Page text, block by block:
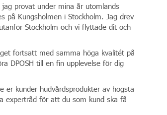
provat under mina år utomlands
på Kungsholmen i Stockholm. Jag drev
Stockholm och vi flyttade dit och
fortsatt med samma höga kvalitét på
DPOSH till en fin upplevelse för dig
kunder hudvårdsprodukter av högsta
expertråd för att du som kund ska få